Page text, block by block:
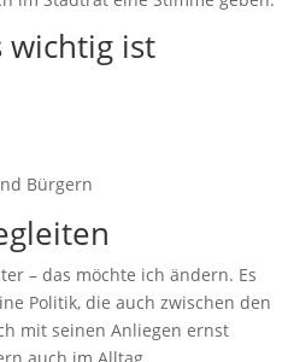
ist
Bürgern
– das möchte ich ändern. Es
Politik, die auch zwischen den
mit seinen Anliegen ernst
auch im Alltag.